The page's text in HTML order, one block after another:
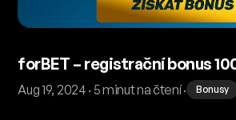
forBET – registrační bonus
Aug 19, 2024 · 5 minut na čtení · Bonusy